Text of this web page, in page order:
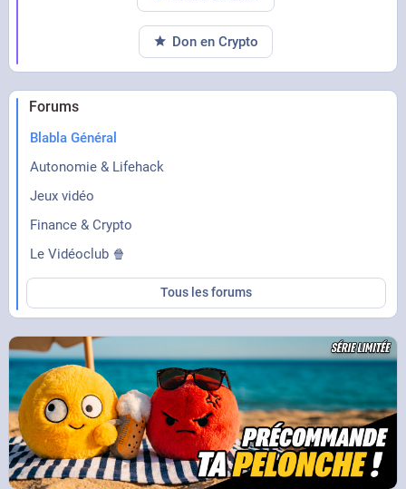
Forums
Blabla Général
Autonomie & Lifehack
Jeux vidéo
Finance & Crypto
Le Vidéoclub 🍿
Tous les forums
Don en Crypto